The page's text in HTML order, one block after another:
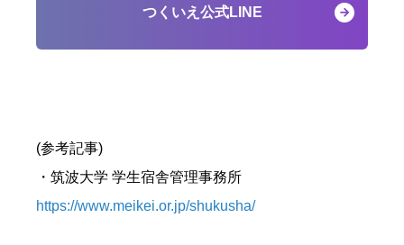
つくいえ公式LINE
(参考記事)
・筑波大学 学生宿舎管理事務所
https://www.meikei.or.jp/shukusha/